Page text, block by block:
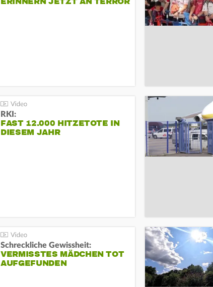
RKI:
FAST 12.000 HITZETOTE IN
DIESEM JAHR
Schreckliche Gewissheit:
VERMISSTES MÄDCHEN TOT
AUFGEFUNDEN